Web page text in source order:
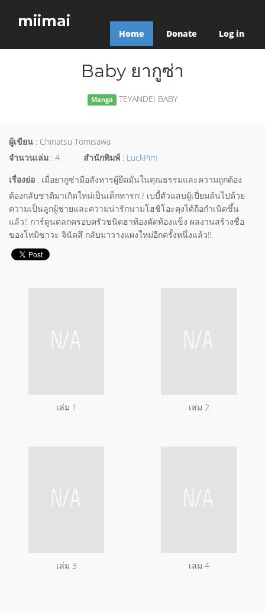
miimai
Home Donate Log in
Baby ยากูซ่า
Manga TEYANDEI BABY
ผู้เขียน : Chinatsu Tomisawa
จำนวนเล่ม : 4 สำนักพิมพ์ : LuckPim
เรื่องย่อ : เมื่อยากูซ่ามือสังหารผู้ยึดมั่นในคุณธรรมและความถูกต้อง
ต้องกลับชาติมาเกิดใหม่เป็นเด็กทารก!? เบบี้ตัวแสบผู้เปี่ยมล้นไปด้วย
ความเป็นลูกผู้ชายและความน่ารักนามโฮชิโอะคุงได้ถือกำเนิดขึ้น
แล้ว!! การ์ตูนตลกครอบครัวชนิดฮาท้องคัดท้องแข็ง ผลงานสร้างชื่อ
ของโทมิซาวะ จินัตสึ กลับมาวางแผงใหม่อีกครั้งหนึ่งแล้ว!!
เล่ม 1 เล่ม 2
เล่ม 3 เล่ม 4